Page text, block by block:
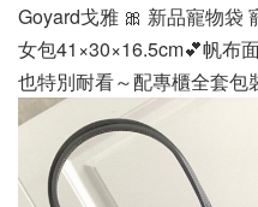
Goyard戈雅 🎀 新品寵物袋
女包41×30×16.5cm💕帆布
也特別耐看～配專櫃全套包